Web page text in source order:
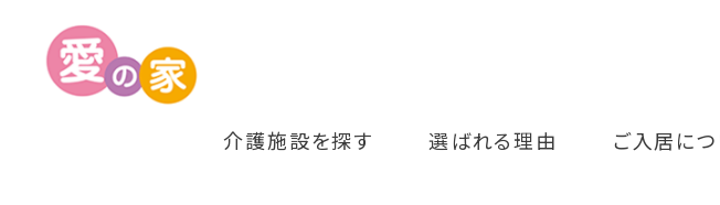
介護施設を探す 選ばれる理由 ご入居につ